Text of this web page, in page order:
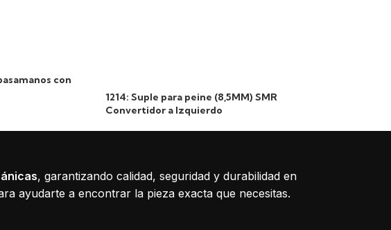
con
1214: Suple para peine (8,5MM) SMR
Convertidor a Izquierdo
, garantizando calidad, seguridad y durabilidad en
ayudarte a encontrar la pieza exacta que necesitas.